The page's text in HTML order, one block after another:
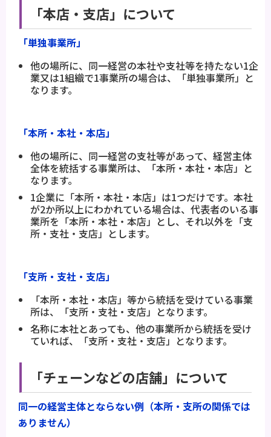
「本店・支店」について
「単独事業所」
他の場所に、同一経営の本社や支社等を持たない1企
業又は1組織で1事業所の場合は、「単独事業所」と
なります。
「本所・本社・本店」
他の場所に、同一経営の支社等があって、経営主体
全体を統括する事業所は、「本所・本社・本店」と
なります。
1企業に「本所・本社・本店」は1つだけです。本社
が2か所以上にわかれている場合は、代表者のいる事
業所を「本所・本社・本店」とし、それ以外を「支
所・支社・支店」とします。
「支所・支社・支店」
「本所・本社・本店」等から統括を受けている事業
所は、「支所・支社・支店」となります。
名称に本社とあっても、他の事業所から統括を受け
ていれば、「支所・支社・支店」となります。
「チェーンなどの店舗」について
同一の経営主体とならない例（本所・支所の関係では
ありません）